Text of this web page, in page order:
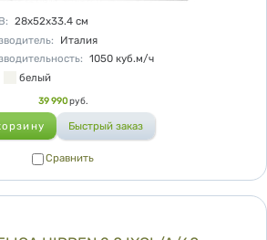
: 28х52х33.4 см
:
Италия
: 1050 куб.м/ч
белый
39 990 руб.
Сравнить